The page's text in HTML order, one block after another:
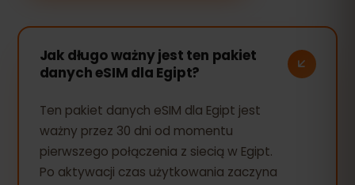
Jak długo ważny jest ten pakiet
danych eSIM dla Egipt?
Ten pakiet danych eSIM dla Egipt jest
ważny przez 30 dni od momentu
pierwszego połączenia z siecią w Egipt.
Po aktywacji czas użytkowania zaczyna